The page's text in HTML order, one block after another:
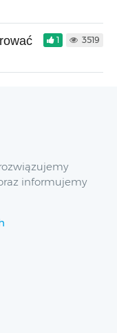
1 3519
informujemy